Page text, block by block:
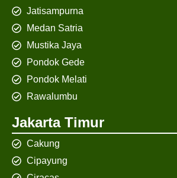
Jatisampurna
Medan Satria
Mustika Jaya
Pondok Gede
Pondok Melati
Rawalumbu
Jakarta Timur
Cakung
Cipayung